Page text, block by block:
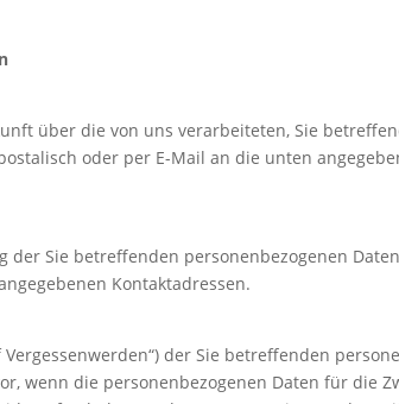
über die von uns verarbeiteten, Sie
oder per E-Mail an die unten
der Sie betreffenden personenbezogenen
Kontaktadressen.
der Sie betreffenden
wenn die personenbezogenen Daten für die